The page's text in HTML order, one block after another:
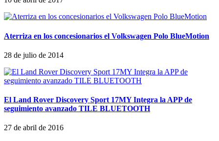
Aterriza en los concesionarios el Volkswagen Polo BlueMotion
28 de julio de 2014
El Land Rover Discovery Sport 17MY Integra la APP de
seguimiento avanzado TILE BLUETOOTH
27 de abril de 2016